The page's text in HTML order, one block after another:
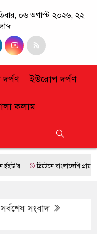
০৬ অগাস্ট ২০২৬, ২২
ইউরোপ দর্পণ
কলাম
ব্রিটেনে বাংলাদেশি প্রায় ৭ লাখ
সর্বশেষ সংবাদ